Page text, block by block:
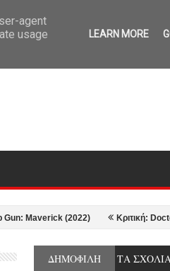
(2022) Κριτική: Doctor
ΔΗΜΟΦΙΛΗ ΤΑ
agent
usage
LEARN MORE